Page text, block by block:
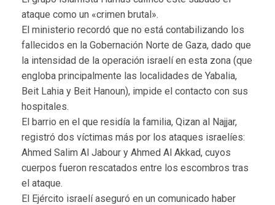
ataque como un «crimen brutal».
El ministerio recordó que no está contabilizando los
fallecidos en la Gobernación Norte de Gaza, dado que
la intensidad de la operación israelí en esta zona (que
engloba principalmente las localidades de Yabalia,
Beit Lahia y Beit Hanoun), impide el contacto con sus
hospitales.
El barrio en el que residía la familia, Qizan al Najjar,
registró dos víctimas más por los ataques israelíes:
Ahmed Salim Al Jabour y Ahmed Al Akkad, cuyos
cuerpos fueron rescatados entre los escombros tras
el ataque.
El Ejército israelí aseguró en un comunicado haber